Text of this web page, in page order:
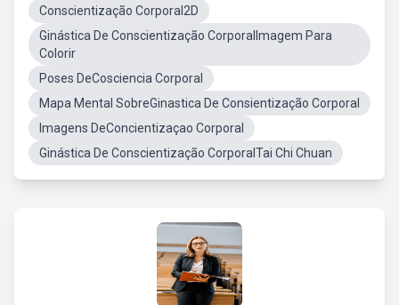
Conscientização Corporal2D
Ginástica De Conscientização CorporalImagem Para
Colorir
Poses DeCosciencia Corporal
Mapa Mental SobreGinastica De Consientização Corporal
Imagens DeConcientizaçao Corporal
Ginástica De Conscientização CorporalTai Chi Chuan